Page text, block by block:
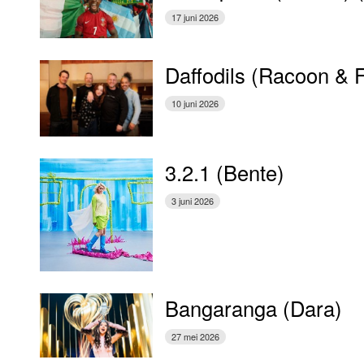
17 juni 2026
Daffodils (Racoon &
10 juni 2026
3.2.1 (Bente)
3 juni 2026
Bangaranga (Dara)
27 mei 2026